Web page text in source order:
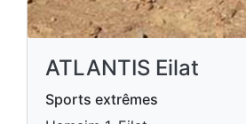
ATLANTIS Eilat
Sports extrêmes